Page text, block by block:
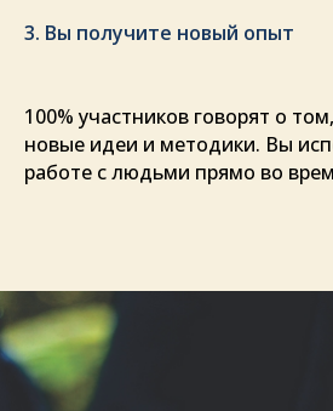
3. Вы получите новый опыт
100% участников говорят о
новые идеи и методики. Вы
работе с людьми прямо во